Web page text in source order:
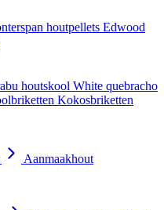
houtpellets Edwood
houtskool White quebracho
Kokosbriketten
Aanmaakhout